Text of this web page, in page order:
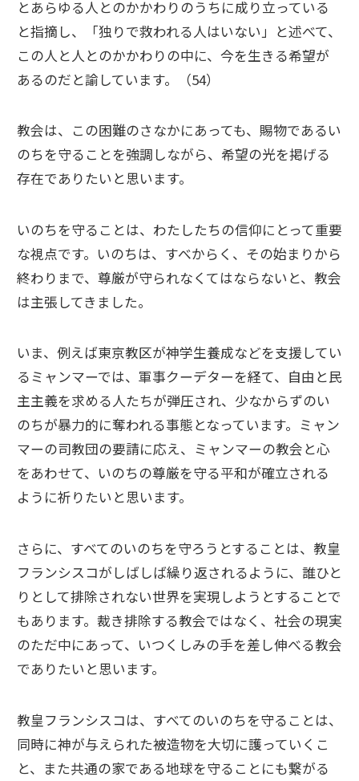
とあらゆる人とのかかわりのうちに成り立っている
と指摘し、「独りで救われる人はいない」と述べて、
この人と人とのかかわりの中に、今を生きる希望が
あるのだと諭しています。（54）
教会は、この困難のさなかにあっても、賜物であるい
のちを守ることを強調しながら、希望の光を掲げる
存在でありたいと思います。
いのちを守ることは、わたしたちの信仰にとって重要
な視点です。いのちは、すべからく、その始まりから
終わりまで、尊厳が守られなくてはならないと、教会
は主張してきました。
いま、例えば東京教区が神学生養成などを支援してい
るミャンマーでは、軍事クーデターを経て、自由と民
主主義を求める人たちが弾圧され、少なからずのい
のちが暴力的に奪われる事態となっています。ミャン
マーの司教団の要請に応え、ミャンマーの教会と心
をあわせて、いのちの尊厳を守る平和が確立される
ように祈りたいと思います。
さらに、すべてのいのちを守ろうとすることは、教皇
フランシスコがしばしば繰り返されるように、誰ひと
りとして排除されない世界を実現しようとすることで
もあります。裁き排除する教会ではなく、社会の現実
のただ中にあって、いつくしみの手を差し伸べる教会
でありたいと思います。
教皇フランシスコは、すべてのいのちを守ることは、
同時に神が与えられた被造物を大切に護っていくこ
と、また共通の家である地球を守ることにも繋がる